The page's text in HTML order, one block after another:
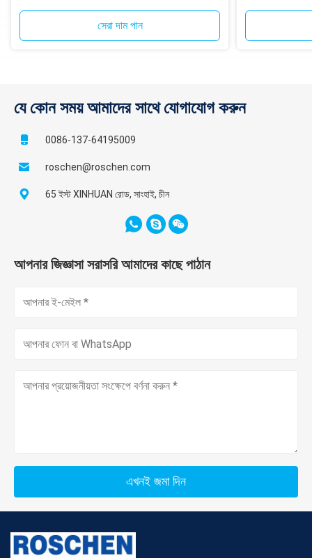
সেরা দাম পান
যে কোন সময় আমাদের সাথে যোগাযোগ করুন
0086-137-64195009
roschen@roschen.com
65 ইস্ট XINHUAN রোড, সাংহাই, চীন
আপনার জিজ্ঞাসা সরাসরি আমাদের কাছে পাঠান
এখনই জমা দিন